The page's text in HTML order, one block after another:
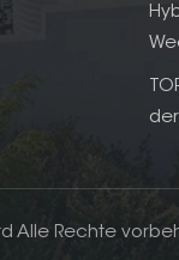
Alle Rechte